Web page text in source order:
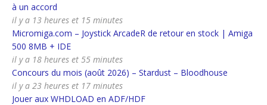
à un accord
il y a 13 heures et 15 minutes
Micromiga.com – Joystick ArcadeR de retour en stock | Amiga
500 8MB + IDE
il y a 18 heures et 55 minutes
Concours du mois (août 2026) – Stardust – Bloodhouse
il y a 23 heures et 17 minutes
Jouer aux WHDLOAD en ADF/HDF